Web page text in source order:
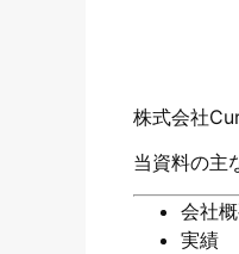
株式会社
当資料の主
会社
実績